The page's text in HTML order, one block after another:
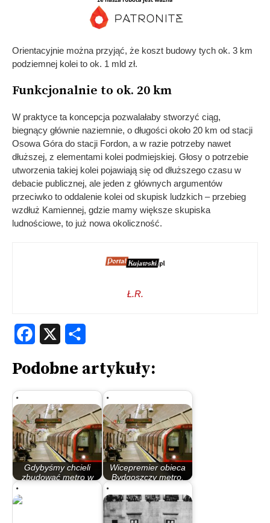
Orientacyjnie można przyjąć, że koszt budowy tych ok. 3 km
podziemnej kolei to ok. 1 mld zł.
Funkcjonalnie to ok. 20 km
W praktyce ta koncepcja pozwalałaby stworzyć ciąg,
biegnący głównie naziemnie, o długości około 20 km od stacji
Osowa Góra do stacji Fordon, a w razie potrzeby nawet
dłuższej, z elementami kolei podmiejskiej. Głosy o potrzebie
utworzenia takiej kolei pojawiają się od dłuższego czasu w
debacie publicznej, ale jeden z głównych argumentów
przeciwko to oddalenie kolei od skupisk ludzkich – przebieg
wzdłuż Kamiennej, gdzie mamy większe skupiska
ludnościowe, to już nowa okoliczność.
Ł.R.
Facebook
Podobne artykuły:
Gdybyśmy chcieli
zbudować metro w
Wicepremier obieca
Bydgoszczy metro.